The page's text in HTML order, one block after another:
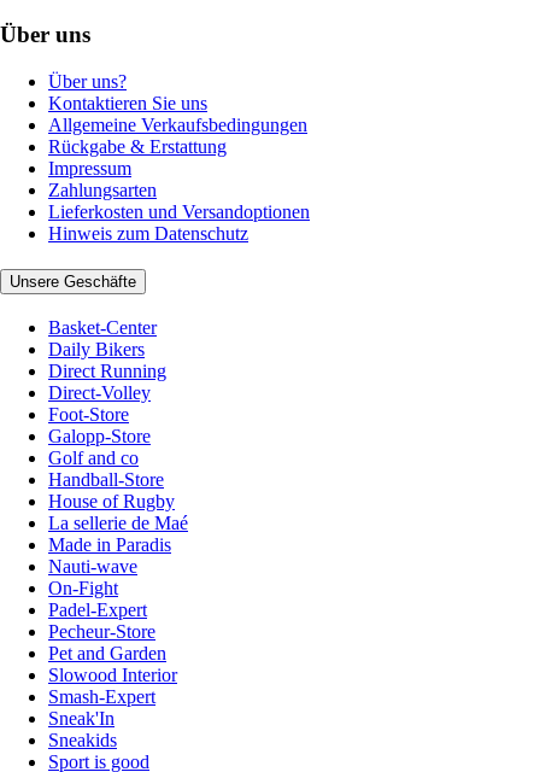
Über uns
Über uns?
Kontaktieren Sie uns
Allgemeine Verkaufsbedingungen
Rückgabe & Erstattung
Impressum
Zahlungsarten
Lieferkosten und Versandoptionen
Hinweis zum Datenschutz
Unsere Geschäfte
Basket-Center
Daily Bikers
Direct Running
Direct-Volley
Foot-Store
Galopp-Store
Golf and co
Handball-Store
House of Rugby
La sellerie de Maé
Made in Paradis
Nauti-wave
On-Fight
Padel-Expert
Pecheur-Store
Pet and Garden
Slowood Interior
Smash-Expert
Sneak'In
Sneakids
Sport is good